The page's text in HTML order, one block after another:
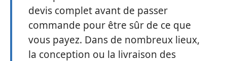
devis complet avant de passer
commande pour être sûr de ce que
vous payez. Dans de nombreux lieux,
la conception ou la livraison des